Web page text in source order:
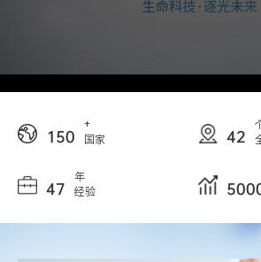
150
+
国家
42
47
年
经验